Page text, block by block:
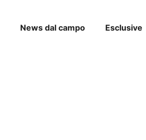
News dal campo Esclusive